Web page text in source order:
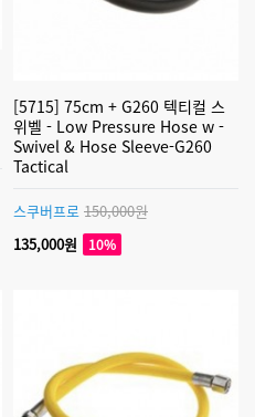
[5715] 75cm + G260 텍티컬 스
위벨 - Low Pressure Hose w -
Swivel & Hose Sleeve-G260
Tactical
스쿠버프로 150,000원
135,000원
10%